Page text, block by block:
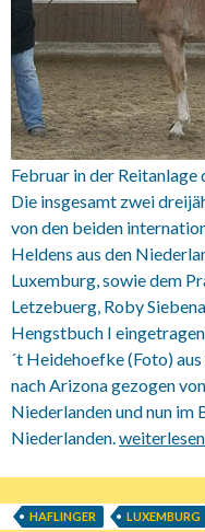
Februar in der Reitanlage
Die insgesamt zwei
von den beiden
Heldens aus den
Luxemburg, sowie dem
Letzebuerg, Roby
Hengstbuch I
´t Heidehoefke (Foto)
nach Arizona gezogen
Niederlanden und nun im
Niederlanden. 15.02.2014
weiterlesen
HAFLINGER LUXEMBURG